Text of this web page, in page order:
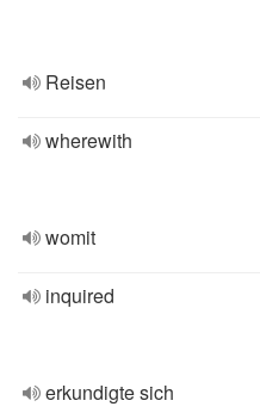
Reisen
wherewith
womit
inquired
erkundigte sich